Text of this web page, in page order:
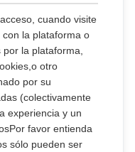
cuando visite
la plataforma o
la plataforma,
otro
por su
(colectivamente
experiencia y un
favor entienda
sólo pueden ser